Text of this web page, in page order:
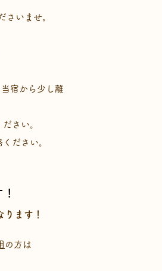
いませ。
宿から少し離
さい。
ださい。
!
ます！
の方は